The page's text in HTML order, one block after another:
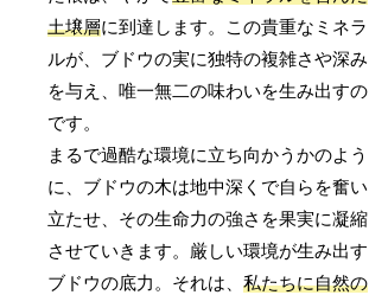
土壌層に到達します。この貴重なミネラ
ルが、ブドウの実に独特の複雑さや深み
を与え、唯一無二の味わいを生み出すの
です。
まるで過酷な環境に立ち向かうかのよう
に、ブドウの木は地中深くで自らを奮い
立たせ、その生命力の強さを果実に凝縮
させていきます。厳しい環境が生み出す
ブドウの底力。それは、私たちに自然の